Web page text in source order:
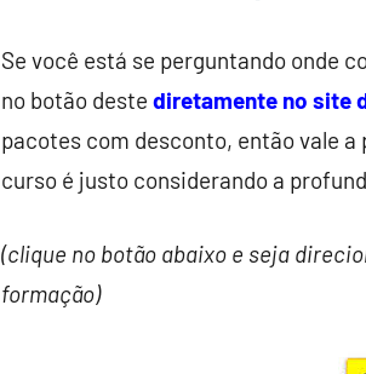
Se você está se perguntando onde
no botão deste diretamente no site
pacotes com desconto, então vale
curso é justo considerando a
(clique no botão abaixo e seja
formação)